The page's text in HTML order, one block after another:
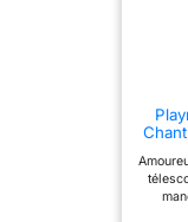
LxPxH :
cm,
Set